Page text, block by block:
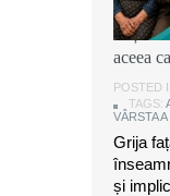
Joița: O
aceea
POSTED
TAGS:
VÂRSTA
Grija
și